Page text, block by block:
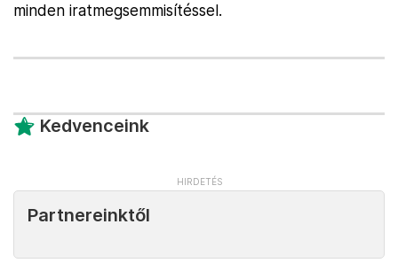
minden iratmegsemmisítéssel.
Kedvenceink
Partnereinktől